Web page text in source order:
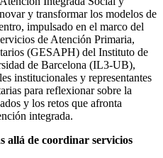
y transformar los modelos de
impulsado en el marco del
de Atención Primaria,
(GESAPH) del Instituto de
de Barcelona (IL3-UB),
institucionales y representantes
para reflexionar sobre la
y los retos que afronta
integrada.
allá de coordinar servicios